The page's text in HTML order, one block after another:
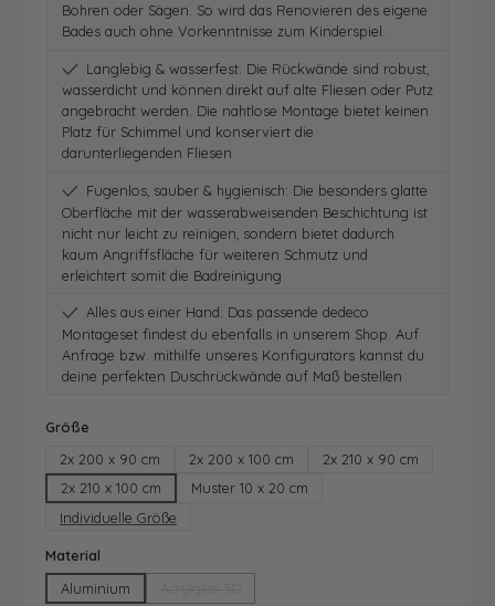
Bohren oder Sägen. So wird das Renovieren des eigene
Bades auch ohne Vorkenntnisse zum Kinderspiel.
Langlebig & wasserfest: Die Rückwände sind robust,
wasserdicht und können direkt auf alte Fliesen oder Putz
angebracht werden. Die nahtlose Montage bietet keinen
Platz für Schimmel und konserviert die
darunterliegenden Fliesen
Fugenlos, sauber & hygienisch: Die besonders glatte
Oberfläche mit der wasserabweisenden Beschichtung ist
nicht nur leicht zu reinigen, sondern bietet dadurch
kaum Angriffsfläche für weiteren Schmutz und
erleichtert somit die Badreinigung
Alles aus einer Hand: Das passende dedeco
Montageset findest du ebenfalls in unserem Shop. Auf
Anfrage bzw. mithilfe unseres Konfigurators kannst du
deine perfekten Duschrückwände auf Maß bestellen
Größe
2x 200 x 90 cm
2x 200 x 100 cm
2x 210 x 90 cm
2x 210 x 100 cm
Muster 10 x 20 cm
Individuelle Größe
Material
Aluminium